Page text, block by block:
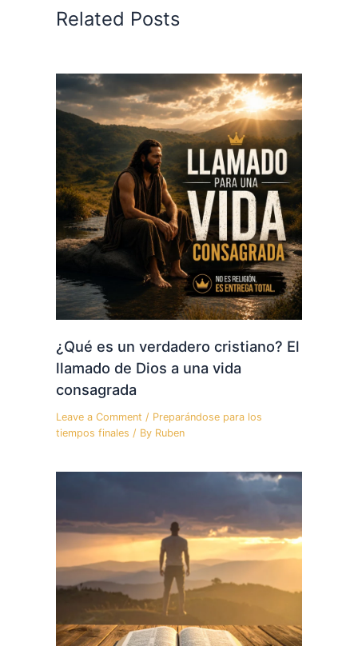
Related Posts
¿Qué es un verdadero cristiano? El
llamado de Dios a una vida
consagrada
Leave a Comment / Preparándose para los
tiempos finales / By Ruben